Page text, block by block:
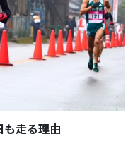
も走る理由